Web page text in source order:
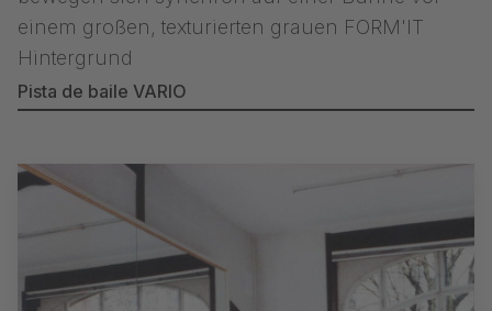
Pista de baile VARIO